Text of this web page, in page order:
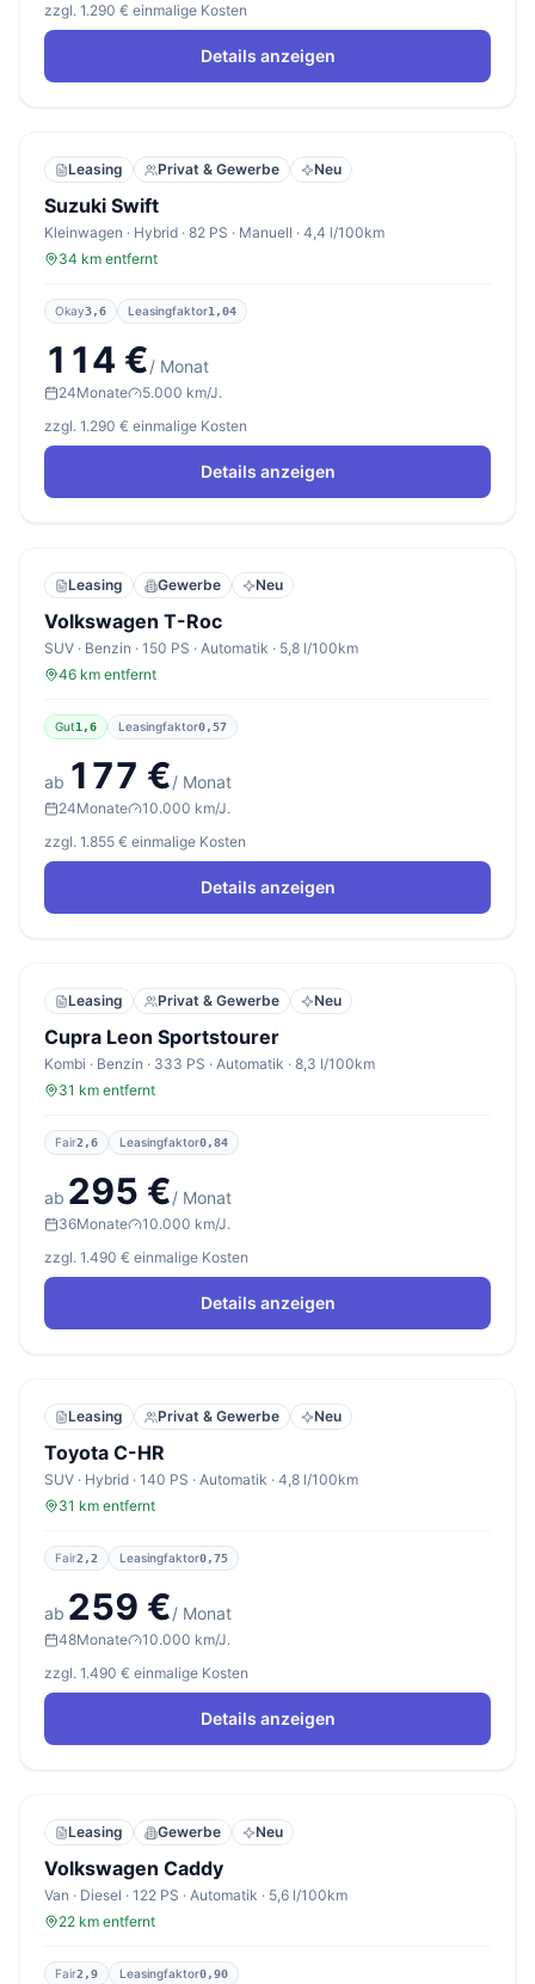
zzgl. 1.290 € einmalige Kosten
Details anzeigen
Leasing Privat & Gewerbe Neu
Suzuki Swift
Kleinwagen · Hybrid · 82 PS · Manuell · 4,4 l/100km
34 km entfernt
Okay3,6 Leasingfaktor1,04
114 €/ Monat
24Monate
5.000 km/J.
zzgl. 1.290 € einmalige Kosten
Details anzeigen
Leasing Gewerbe Neu
Volkswagen T-Roc
SUV · Benzin · 150 PS · Automatik · 5,8 l/100km
46 km entfernt
Gut1,6 Leasingfaktor0,57
ab 177 €/ Monat
24Monate
10.000 km/J.
zzgl. 1.855 € einmalige Kosten
Details anzeigen
Leasing Privat & Gewerbe Neu
Cupra Leon Sportstourer
Kombi · Benzin · 333 PS · Automatik · 8,3 l/100km
31 km entfernt
Fair2,6 Leasingfaktor0,84
ab 295 €/ Monat
36Monate
10.000 km/J.
zzgl. 1.490 € einmalige Kosten
Details anzeigen
Leasing Privat & Gewerbe Neu
Toyota C-HR
SUV · Hybrid · 140 PS · Automatik · 4,8 l/100km
31 km entfernt
Fair2,2 Leasingfaktor0,75
ab 259 €/ Monat
48Monate
10.000 km/J.
zzgl. 1.490 € einmalige Kosten
Details anzeigen
Leasing Gewerbe Neu
Volkswagen Caddy
Van · Diesel · 122 PS · Automatik · 5,6 l/100km
22 km entfernt
Fair2,9 Leasingfaktor0,90